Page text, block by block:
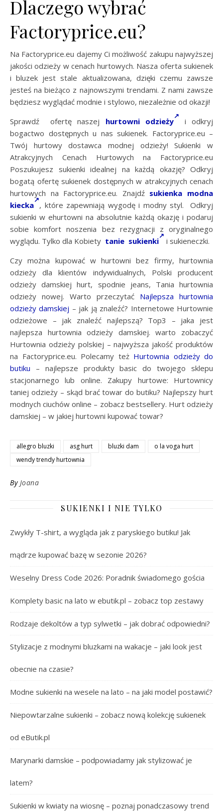
Dlaczego wybrać
Factoryprice.eu?
Na Factoryprice.eu dajemy Ci możliwość zakupu najwyższej
jakości odzieży w cenach hurtowych. Nasza oferta sukienek
i bluzek jest stale aktualizowana, dzięki czemu zawsze
jesteś na bieżąco z najnowszymi trendami. Z nami zawsze
będziesz wyglądać modnie i stylowo, niezależnie od okazji!
Sprawdź ofertę naszej hurtowni odzieży
i odkryj
bogactwo dostępnych u nas sukienek. Factoryprice.eu –
Twój hurtowy dostawca modnej odzieży! Sukienki w
Atrakcyjnych Cenach Hurtowych na Factoryprice.eu
Poszukujesz sukienki idealnej na każdą okazję? Odkryj
bogatą ofertę sukienek dostępnych w atrakcyjnych cenach
hurtowych na Factoryprice.eu. Znajdź sukienka modna
kiecka , które zapewniają wygodę i modny styl. Odkryj
sukienki w ehurtowni na absolutnie każdą okazję i podaruj
sobie komfort noszenia bez rezygnacji z oryginalnego
wyglądu. Tylko dla Kobiety tanie sukienki
i sukieneczki.
Czy można kupować w hurtowni bez firmy, hurtownia
odzieży dla klientów indywidualnych, Polski producent
odzieży damskiej hurt, spodnie jeans, Tania hurtownia
odzieży nowej. Warto przeczytać Najlepsza hurtownia
odzieży damskiej – jak ją znaleźć? Internetowe Hurtownie
odzieżowe – jak znaleźć najlepszą? Top3 – jaka jest
najlepsza hurtownia odzieży damskiej. warto zobaczyć
Hurtownia odzieży polskiej – najwyższa jakość produktów
na Factoryprice.eu. Polecamy też Hurtownia odzieży do
butiku – najlepsze produkty basic do twojego sklepu
stacjonarnego lub online. Zakupy hurtowe: Hurtownicy
taniej odzieży – skąd brać towar do butiku? Najlepszy hurt
modnych ciuchów online – zobacz bestsellery. Hurt odzieży
damskiej – w jakiej hurtowni kupować towar?
allegro bluzki asg hurt bluzki dam
o la voga hurt
wendy trendy hurtownia
By Joana
SUKIENKI I NIE TYLKO
Zwykły T-shirt, a wygląda jak z paryskiego butiku! Jak
mądrze kupować bazę w sezonie 2026?
Weselny Dress Code 2026: Poradnik świadomego gościa
Komplety basic na lato w ebutik.pl – zobacz top zestawy
Rodzaje dekoltów a typ sylwetki – jak dobrać odpowiedni?
Stylizacje z modnymi bluzkami na wakacje – jaki look jest
obecnie na czasie?
Modne sukienki na wesele na lato – na jaki model postawić?
Niepowtarzalne sukienki – zobacz nową kolekcję sukienek
od eButik.pl
Marynarki damskie – podpowiadamy jak stylizować je
latem?
Sukienki w kwiaty na wiosnę – poznaj ponadczasowy trend